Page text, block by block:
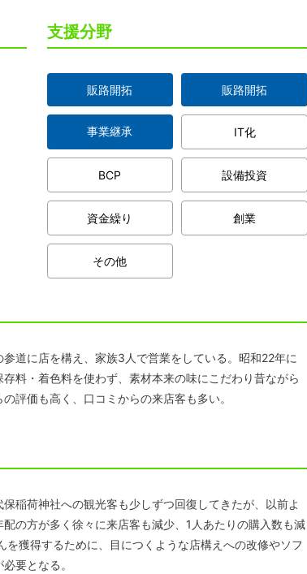
支援分野
販路開拓 販路開拓
事業継承 IT化
BCP 設備投資
資金繰り 創業
その他
道に店を構え、家族3人で営業をしている。昭和22年に
料・着色料を使わず、素材本来の味にこだわり昔ながら
評価も高く、口コミからの来店客も多い。
稲荷神社への観光客も少しずつ回復してきたが、以前よ
の方が多く徐々に来店客も減少、1人あたりの購入数も減
獲得するために、目につくような店構えへの改修やソフ
要となる。